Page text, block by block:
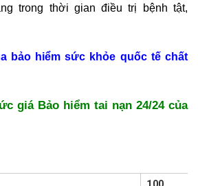
trong thời gian điều trị bệnh tật,
bảo hiểm sức khỏe quốc tế chất
giá Bảo hiểm tai nạn 24/24 của